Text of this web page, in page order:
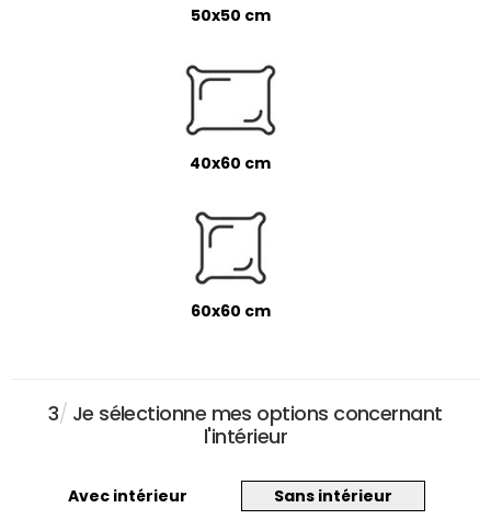
50x50 cm
40x60 cm
60x60 cm
3/ Je sélectionne mes options concernant
l'intérieur
Avec intérieur Sans intérieur